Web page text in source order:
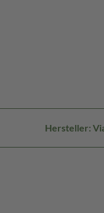
Hersteller: